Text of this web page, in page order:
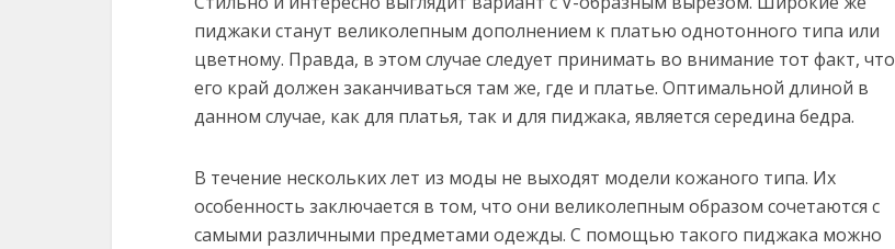
пиджаки станут великолепным дополнением к платью однотонного типа или
цветному. Правда, в этом случае следует принимать во внимание тот факт, что
его край должен заканчиваться там же, где и платье. Оптимальной длиной в
данном случае, как для платья, так и для пиджака, является середина бедра.
В течение нескольких лет из моды не выходят модели кожаного типа. Их
особенность заключается в том, что они великолепным образом сочетаются с
самыми различными предметами одежды. С помощью такого пиджака можно